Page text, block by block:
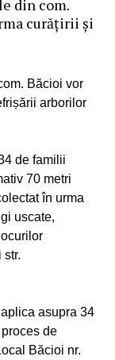
din com.
curățirii și
Băcioi vor
arborilor
de familii
70 metri
în urma
uscate,
str.
asupra 34
de
Băcioi nr.